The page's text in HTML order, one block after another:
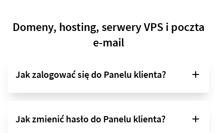
Domeny, hosting, serwery VPS i poczta
e-mail
Jak zalogować się do Panelu klienta?
Jak zmienić hasło do Panelu klienta?